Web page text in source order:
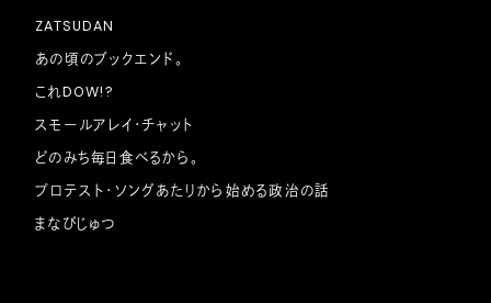
ZATSUDAN
あの頃のブックエンド。
これDOW!?
スモールアレイ・チャット
どのみち毎日食べるから。
プロテスト・ソングあたりから始める政治の話
まなびじゅつ